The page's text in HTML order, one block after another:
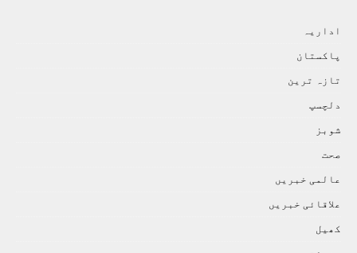
اداريہ
پاکستان
تازہ ترين
دلچسپ
شوبز
صحت
عالمی خبريں
علاقائی خبريں
کھيل